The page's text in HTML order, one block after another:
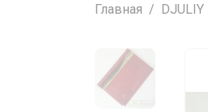
Главная DJULIY